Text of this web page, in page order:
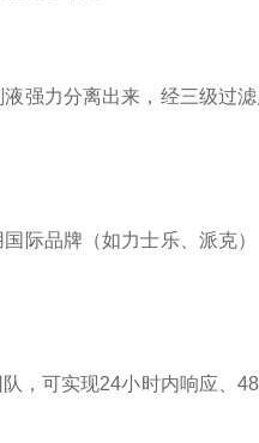
强力分离出来，经三级过
际品牌（如力士乐、派克
，可实现24小时内响应、